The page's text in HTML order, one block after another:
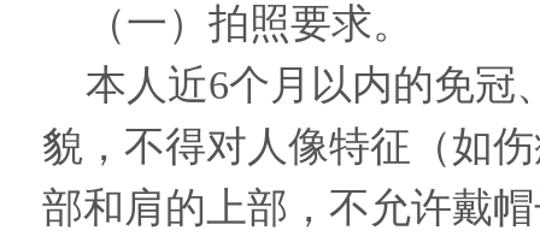
（一）拍照要求。
本人近6个月以内的免冠
貌，不得对人像特征（如
部和肩的上部，不允许戴